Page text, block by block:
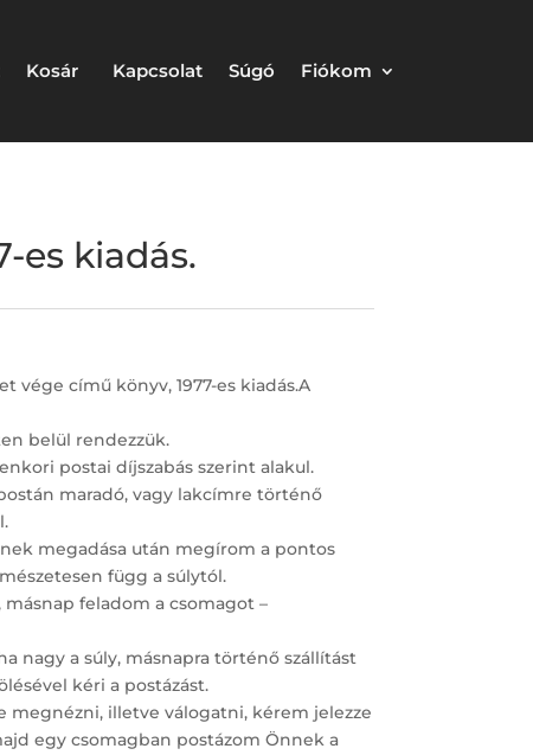
Kosár Kapcsolat Súgó Fiókom
es kiadás.
vége című könyv, 1977-es kiadás.A
belül rendezzük.
postai díjszabás szerint alakul.
maradó, vagy lakcímre történő
megadása után megírom a pontos
függ a súlytól.
feladom a csomagot –
nagy a súly, másnapra történő szállítást
kéri a postázást.
megnézni, illetve válogatni, kérem jelezze
egy csomagban postázom Önnek a